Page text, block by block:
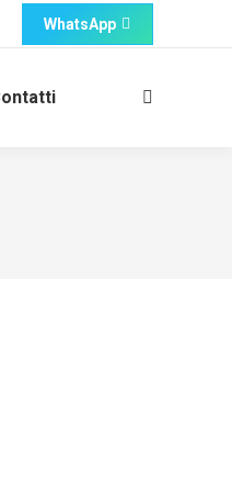
WhatsApp
Cerca: